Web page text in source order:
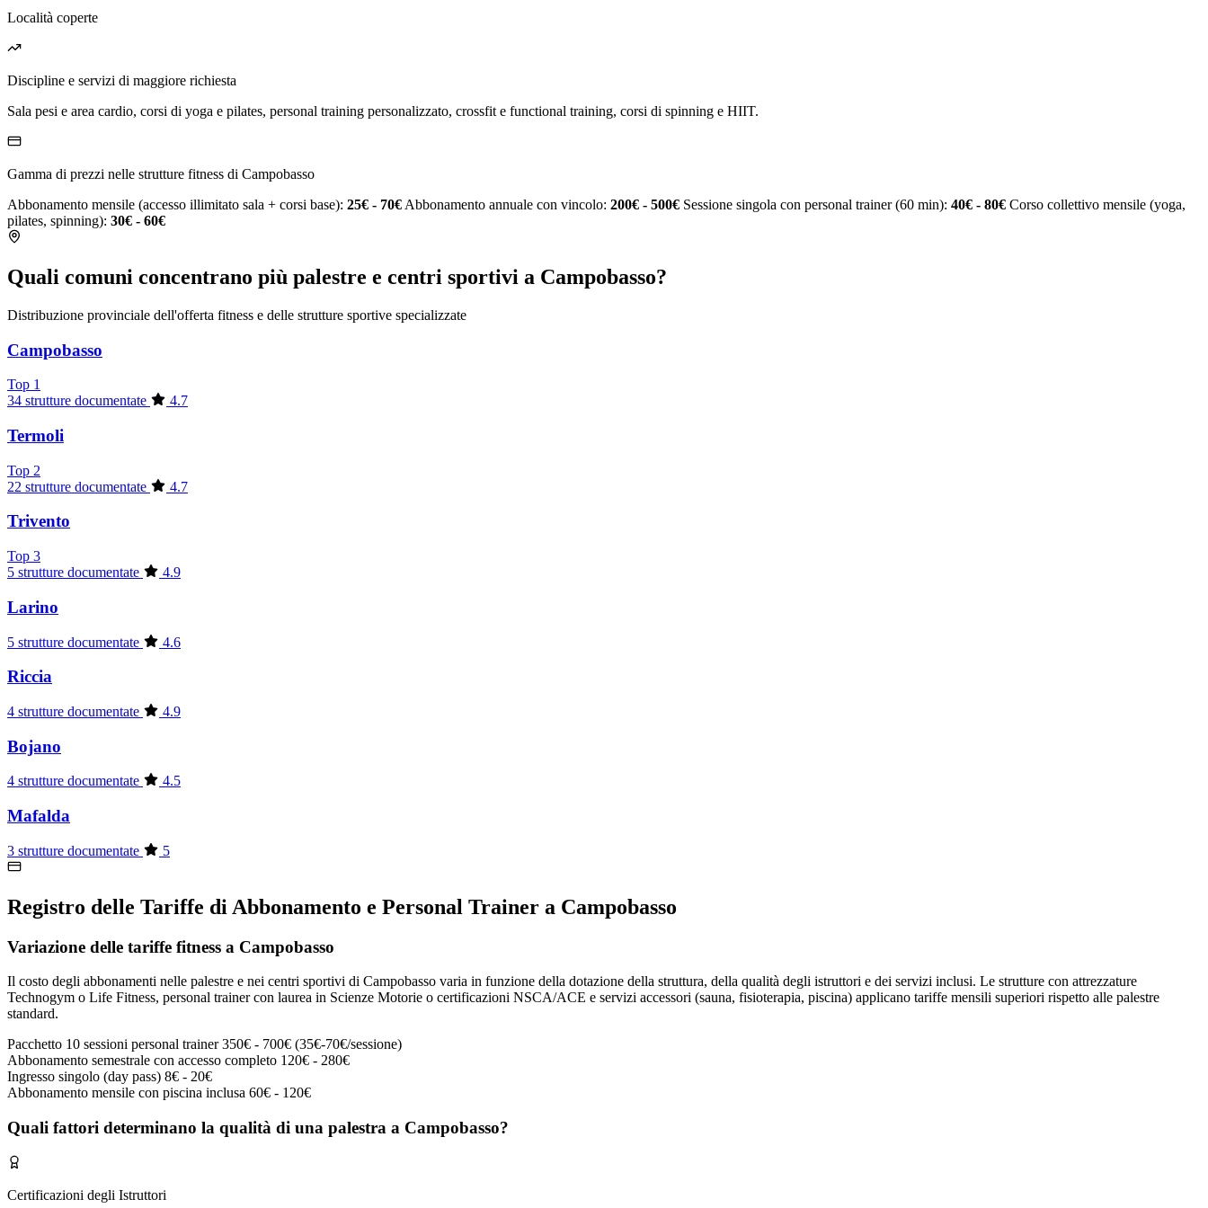
Località coperte
Discipline e servizi di maggiore richiesta
Sala pesi e area cardio, corsi di yoga e pilates, personal training personalizzato, crossfit e functional training, corsi di spinning e HIIT.
Gamma di prezzi nelle strutture fitness di Campobasso
Abbonamento mensile (accesso illimitato sala + corsi base): 25€ - 70€ Abbonamento annuale con vincolo: 200€ - 500€ Sessione singola con personal trainer (60 min): 40€ - 80€ Corso collettivo mensile (yoga,
pilates, spinning): 30€ - 60€
Quali comuni concentrano più palestre e centri sportivi a Campobasso?
Distribuzione provinciale dell'offerta fitness e delle strutture sportive specializzate
Campobasso
Top 1
34 strutture documentate
4.7
Termoli
Top 2
22 strutture documentate
4.7
Trivento
Top 3
5 strutture documentate
4.9
Larino
5 strutture documentate 4.6
Riccia
4 strutture documentate 4.9
Bojano
4 strutture documentate 4.5
Mafalda
3 strutture documentate 5
Registro delle Tariffe di Abbonamento e Personal Trainer a Campobasso
Variazione delle tariffe fitness a Campobasso
Il costo degli abbonamenti nelle palestre e nei centri sportivi di Campobasso varia in funzione della dotazione della struttura, della qualità degli istruttori e dei servizi inclusi. Le strutture con attrezzature
Technogym o Life Fitness, personal trainer con laurea in Scienze Motorie o certificazioni NSCA/ACE e servizi accessori (sauna, fisioterapia, piscina) applicano tariffe mensili superiori rispetto alle palestre
standard.
Pacchetto 10 sessioni personal trainer 350€ - 700€ (35€-70€/sessione)
Abbonamento semestrale con accesso completo 120€ - 280€
Ingresso singolo (day pass) 8€ - 20€
Abbonamento mensile con piscina inclusa 60€ - 120€
Quali fattori determinano la qualità di una palestra a Campobasso?
Certificazioni degli Istruttori